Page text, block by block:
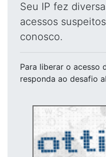
Seu IP fez
acessos
conosco.
Para liberar o acesso
responda ao desafio